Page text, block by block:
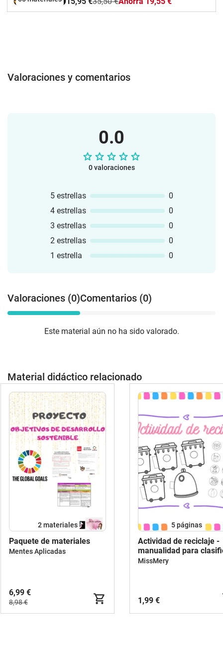
para decorar el salón de clases y así dar
visibilidad a los temas de opinión y de
Valoraciones y comentarios
0.0
0 valoraciones
5 estrellas
0
4 estrellas
0
3 estrellas
0
2 estrellas
0
1 estrella
0
Valoraciones (0)Comentarios (0)
Este material aún no ha sido valorado.
Material didáctico relacionado
2 materiales
Paquete de materiales
Mentes Aplicadas
6,99 €
8,98 €
5páginas
Actividad de reciclaje -
manualidad para
elementos
MissMery
1,99 €